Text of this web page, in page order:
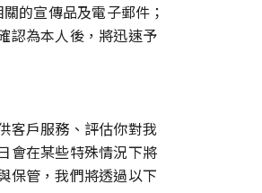
的宣傳品及電子郵件；
認為本人後，將迅速予
客戶服務、評估你對我
會在某些特殊情況下將
保管，我們將透過以下